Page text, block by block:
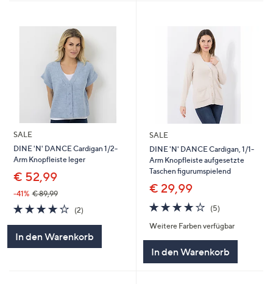
SALE
DINE 'N' DANCE Cardigan 1/2-
Arm Knopfleiste leger
€ 52,99
-41% € 89,99
4.0
von
(2)2
In den Warenkorb
SALE
DINE 'N' DANCE Cardigan, 1/1-
Arm Knopfleiste aufgesetzte
Taschen figurumspielend
€ 29,99
4.0
von
5
(5)5
Weitere Farben verfügbar
In den Warenkorb